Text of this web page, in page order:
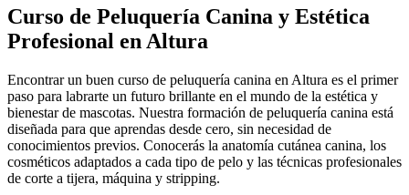
Curso de Peluquería Canina y Estética
Profesional en Altura
Encontrar un buen curso de peluquería canina en Altura es el primer
paso para labrarte un futuro brillante en el mundo de la estética y
bienestar de mascotas. Nuestra formación de peluquería canina está
diseñada para que aprendas desde cero, sin necesidad de
conocimientos previos. Conocerás la anatomía cutánea canina, los
cosméticos adaptados a cada tipo de pelo y las técnicas profesionales
de corte a tijera, máquina y stripping.